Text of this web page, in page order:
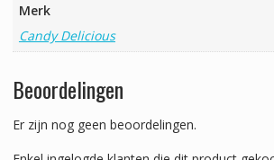
Merk
Candy Delicious
Beoordelingen
Er zijn nog geen beoordelingen.